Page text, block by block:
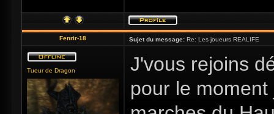
Fenrir-18 Sujet du message: Re: Les joueurs REALIFE
Tueur de Dragon
J'vous rejoins
pour le